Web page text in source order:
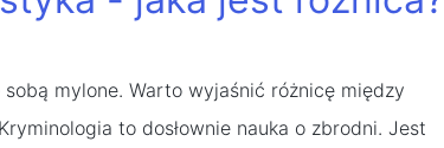
mylone. Warto wyjaśnić różnicę między
to dosłownie nauka o zbrodni. Jest